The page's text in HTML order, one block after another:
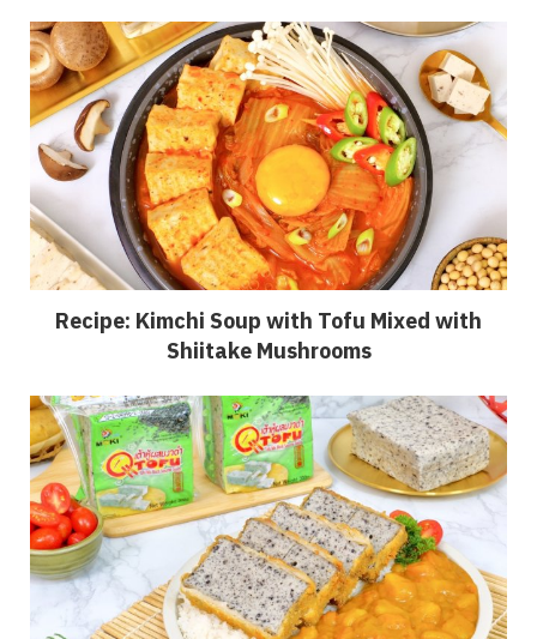
Recipe: Kimchi Soup with Tofu Mixed with
Shiitake Mushrooms